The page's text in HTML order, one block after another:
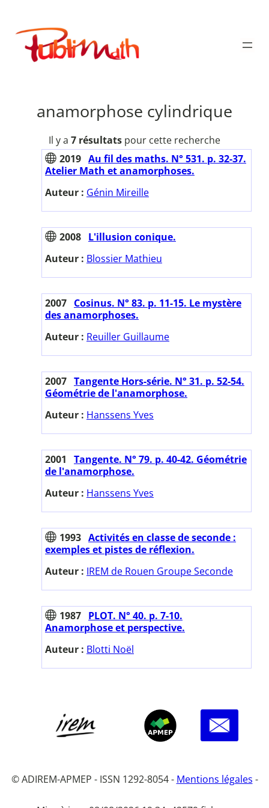
contenu
Publimath
anamorphose cylindrique
Il y a 7 résultats pour cette recherche
2019 Au fil des maths. N° 531. p. 32-37.
Atelier Math et anamorphoses.
Auteur : Génin Mireille
2008 L'illusion conique.
Auteur : Blossier Mathieu
2007 Cosinus. N° 83. p. 11-15. Le mystère
des anamorphoses.
Auteur : Reuiller Guillaume
2007 Tangente Hors-série. N° 31. p. 52-54.
Géométrie de l'anamorphose.
Auteur : Hanssens Yves
2001
Tangente. N° 79. p. 40-42. Géométrie
de l'anamorphose.
Auteur : Hanssens Yves
1993 Activités en classe de seconde :
exemples et pistes de réflexion.
Auteur : IREM de Rouen Groupe Seconde
1987 PLOT. N° 40. p. 7-10.
Anamorphose et perspective.
Auteur : Blotti Noël
© ADIREM-APMEP - ISSN 1292-8054 - Mentions légales -